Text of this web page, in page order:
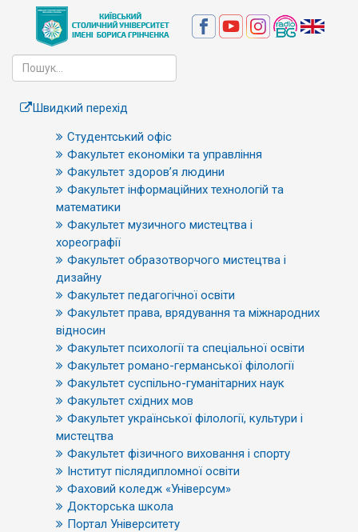
Швидкий перехід
Студентський офіс
Факультет економіки та управління
Факультет здоров’я людини
Факультет інформаційних технологій та
математики
Факультет музичного мистецтва і
хореографії
Факультет образотворчого мистецтва і
дизайну
Факультет педагогічної освіти
Факультет права, врядування та міжнародних
відносин
Факультет психології та спеціальної освіти
Факультет романо-германської філології
Факультет суспільно-гуманітарних наук
Факультет східних мов
Факультет української філології, культури і
мистецтва
Факультет фізичного виховання і спорту
Інститут післядипломної освіти
Фаховий коледж «Універсум»
Докторська школа
Портал Університету